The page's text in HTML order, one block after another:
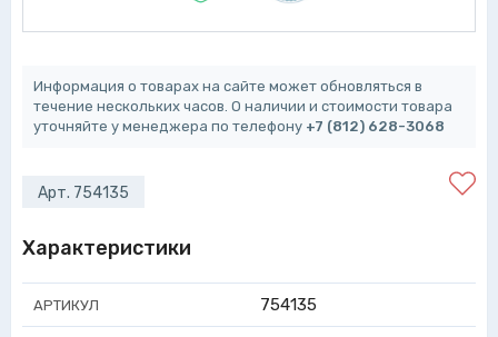
Информация о товарах на сайте может обновляться в
течение нескольких часов. О наличии и стоимости товара
уточняйте у менеджера по телефону +7 (812) 628-3068
Арт. 754135
Характеристики
АРТИКУЛ 754135